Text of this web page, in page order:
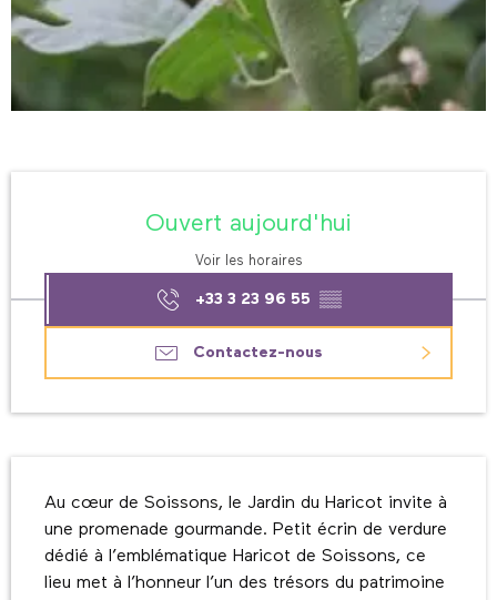
Ouvert aujourd'hui
Voir les horaires
+33 3 23 96 55 ▒▒
Contactez-nous
Au cœur de Soissons, le Jardin du Haricot invite à
une promenade gourmande. Petit écrin de verdure
dédié à l’emblématique Haricot de Soissons, ce
lieu met à l’honneur l’un des trésors du patrimoine